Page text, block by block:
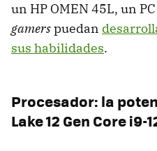
un HP OMEN 45L, un
gamerspuedan
sus habilidades.
Procesador: la
Lake 12 Gen Core i9-